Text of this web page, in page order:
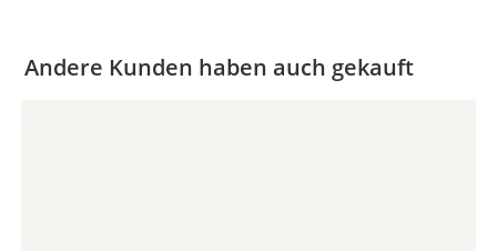
Andere Kunden haben auch gekauft